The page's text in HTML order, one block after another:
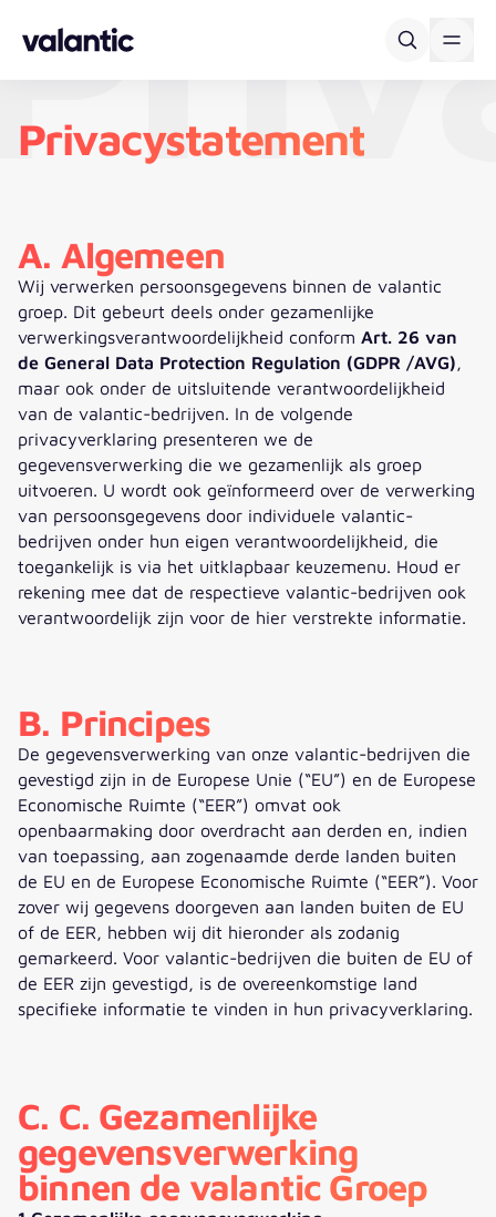
Privacystatement
A. Algemeen
Wij verwerken persoonsgegevens binnen de valantic
groep. Dit gebeurt deels onder gezamenlijke
verwerkingsverantwoordelijkheid conform Art. 26 van
de General Data Protection Regulation (GDPR /AVG)
maar ook onder de uitsluitende verantwoordelijkheid
van de valantic-bedrijven. In de volgende
privacyverklaring presenteren we de
gegevensverwerking die we gezamenlijk als groep
uitvoeren. U wordt ook geïnformeerd over de verwerking
van persoonsgegevens door individuele valantic-
bedrijven onder hun eigen verantwoordelijkheid, die
toegankelijk is via het uitklapbaar keuzemenu. Houd er
rekening mee dat de respectieve valantic-bedrijven ook
verantwoordelijk zijn voor de hier verstrekte informatie.
B. Principes
De gegevensverwerking van onze valantic-bedrijven die
gevestigd zijn in de Europese Unie (“EU”) en de Europese
Economische Ruimte (“EER”) omvat ook
openbaarmaking door overdracht aan derden en, indien
van toepassing, aan zogenaamde derde landen buiten
de EU en de Europese Economische Ruimte (“EER”). Voor
zover wij gegevens doorgeven aan landen buiten de EU
of de EER, hebben wij dit hieronder als zodanig
gemarkeerd. Voor valantic-bedrijven die buiten de EU of
de EER zijn gevestigd, is de overeenkomstige land
specifieke informatie te vinden in hun privacyverklaring.
C. C. Gezamenlijke
gegevensverwerking
binnen de valantic Groep